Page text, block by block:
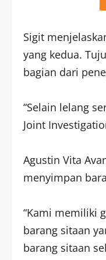
Sigit
yang kedua.
bagian dari
“Selain lelang
Joint
Agustin Vita
menyimpan
“Kami memiliki
barang sitaan
barang sitaan